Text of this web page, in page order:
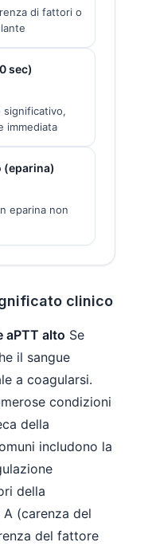
di fattori o
sec)
significativo,
immediata
(eparina)
eparina non
clinico
aPTT alto Se
il sangue
a coagularsi.
condizioni
della
includono la
della
(carenza del
del fattore